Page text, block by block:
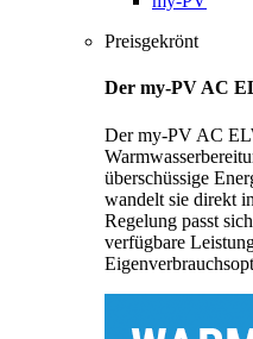
Preisgekrönt
Der my-PV AC
Der my-PV AC
überschüssige
wandelt sie direkt
Regelung passt
verfügbare